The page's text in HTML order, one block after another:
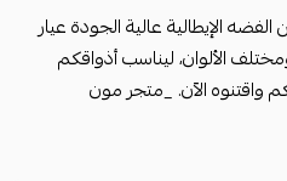
الإيطالية عالية الجودة عيار
الألوان، ليناسب أذواقكم
واقتنوه الآن. _متجر مون